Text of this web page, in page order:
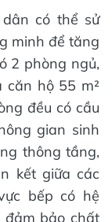
họa của
Art Residence
kết hợp sắc
hóa vùng đất
tưởng cho cư
cư trong một
và sáng tạo,